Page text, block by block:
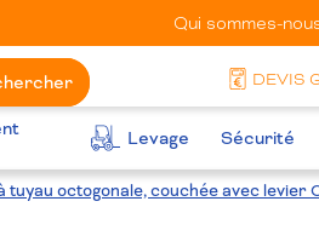
Qui sommes-
DEVIS
Levage Sécurité
tuyau octogonale, couchée avec levier